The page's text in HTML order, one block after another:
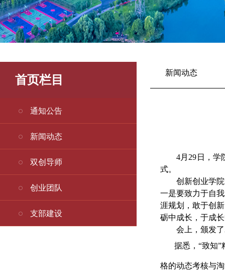
首页栏目
通知公告
新闻动态
双创导师
创业团队
支部建设
新闻动态
4月29日，学
式。
创新创业学
一是要致力于自
涯规划，敢于创
砺中成长，于成
会上，颁发了
据悉，“致知
格的动态考核与